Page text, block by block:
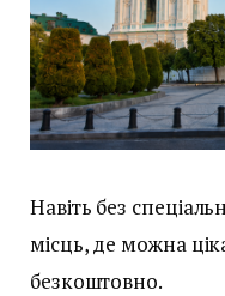
Навіть без
місць, де можна
безкоштовно.